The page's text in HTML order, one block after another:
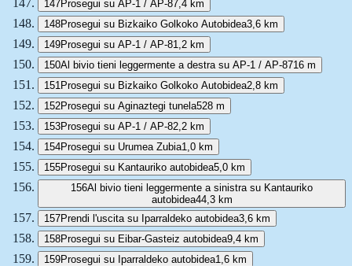
147Prosegui su AP-1 / AP-87,4 km
148Prosegui su Bizkaiko Golkoko Autobidea3,6 km
149Prosegui su AP-1 / AP-81,2 km
150Al bivio tieni leggermente a destra su AP-1 / AP-8716 m
151 Prosegui su Bizkaiko Golkoko Autobidea2,8 km
152Prosegui su Aginaztegi tunela528 m
153Prosegui su AP-1 / AP-82,2 km
154Prosegui su Urumea Zubia1,0 km
155Prosegui su Kantauriko autobidea5,0 km
156Al bivio tieni leggermente a sinistra su Kantauriko
autobidea44,3 km
157Prendi l'uscita su Iparraldeko autobidea3,6 km
158Prosegui su Eibar-Gasteiz autobidea9,4 km
159Prosegui su Iparraldeko autobidea1,6 km